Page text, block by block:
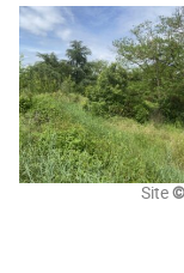
Site©